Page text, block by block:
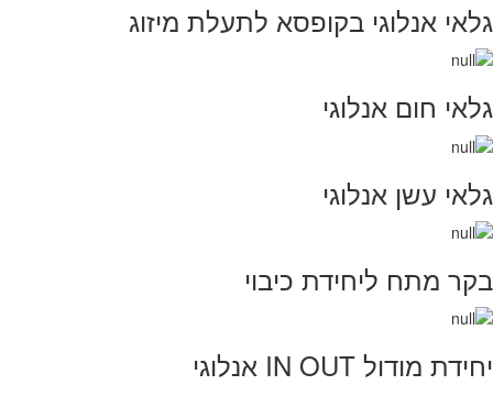
גלאי אנלוגי בקופסא לתעלת מיזוג
גלאי חום אנלוגי
גלאי עשן אנלוגי
בקר מתח ליחידת כיבוי
יחידת מודול IN OUT אנלוגי